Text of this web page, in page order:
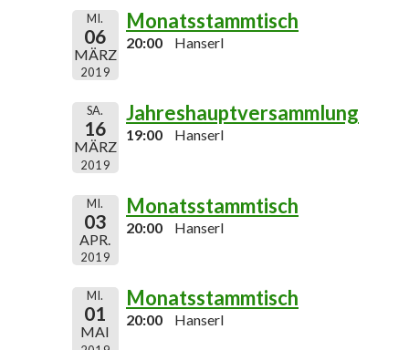
MI.
06
MÄRZ
2019
Monatsstammtisch
20:00 Hanserl
SA.
16
MÄRZ
2019
Jahreshauptversammlung
19:00 Hanserl
MI.
03
APR.
2019
Monatsstammtisch
20:00 Hanserl
MI.
01
MAI
Monatsstammtisch
20:00 Hanserl